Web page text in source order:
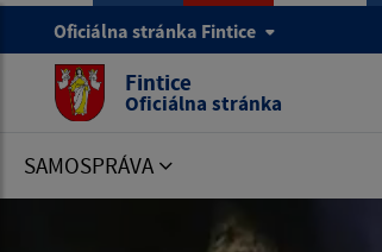
Oficiálna stránka Fintice
Fintice
Oficiálna stránka
SAMOSPRÁVA